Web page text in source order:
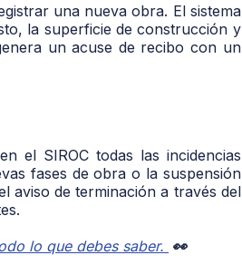
una nueva obra. El sistema
la superficie de construcción y
un acuse de recibo con un
el SIROC todas las incidencias
fases de obra o la suspensión
aviso de terminación a través del
lo que debes saber. 👀